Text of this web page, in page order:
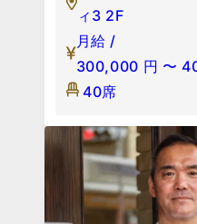
ィ3 2F
月給 /
300,000 円 〜
40席